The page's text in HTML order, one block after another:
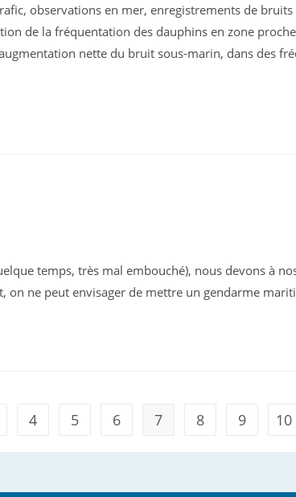
observations en mer, enregistrements de
de la fréquentation des dauphins en zone
nette du bruit sous-marin, dans des
temps, très mal embouché), nous devons à
ne peut envisager de mettre un gendarme
page4 5 6 7 8 9 10